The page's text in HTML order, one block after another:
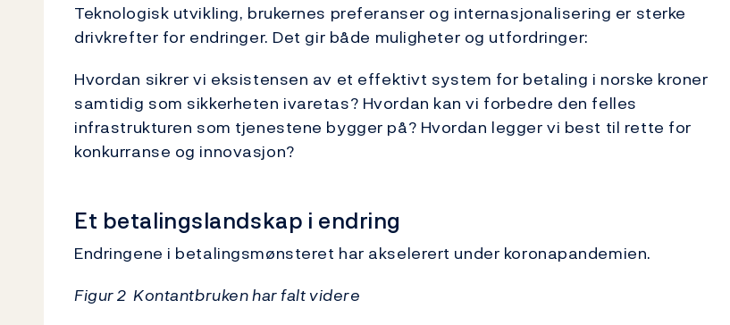
Teknologisk utvikling, brukernes preferanser og internasjonalisering er sterke
drivkrefter for endringer. Det gir både muligheter og utfordringer:
Hvordan sikrer vi eksistensen av et effektivt system for betaling i norske kroner
samtidig som sikkerheten ivaretas? Hvordan kan vi forbedre den felles
infrastrukturen som tjenestene bygger på? Hvordan legger vi best til rette for
konkurranse og innovasjon?
Et betalingslandskap i endring
Endringene i betalingsmønsteret har akselerert under koronapandemien.
Figur 2 Kontantbruken har falt videre